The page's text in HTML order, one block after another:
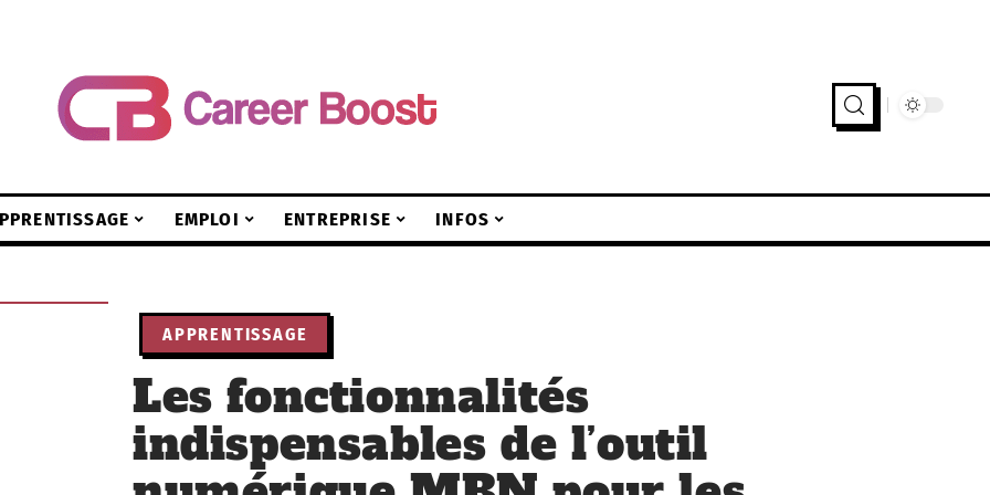
EMPLOI ENTREPRISE INFOS
APPRENTISSAGE
Les fonctionnalités
indispensables de l’outil